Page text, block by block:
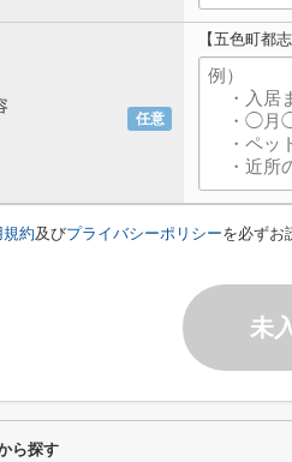
任意
【五色町都
約及びプライバシーポリシーを必ずお
未
ら探す